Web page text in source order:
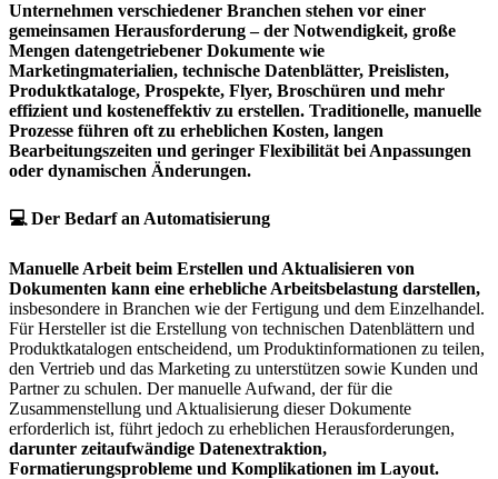
Unternehmen verschiedener Branchen stehen vor einer
gemeinsamen Herausforderung – der Notwendigkeit, große
Mengen datengetriebener Dokumente wie
Marketingmaterialien, technische Datenblätter, Preislisten,
Produktkataloge, Prospekte, Flyer, Broschüren und mehr
effizient und kosteneffektiv zu erstellen. Traditionelle, manuelle
Prozesse führen oft zu erheblichen Kosten, langen
Bearbeitungszeiten und geringer Flexibilität bei Anpassungen
oder dynamischen Änderungen.
💻 Der Bedarf an Automatisierung​
Manuelle Arbeit beim Erstellen und Aktualisieren von
Dokumenten kann eine erhebliche Arbeitsbelastung darstellen,
insbesondere in Branchen wie der Fertigung und dem Einzelhandel.
Für Hersteller ist die Erstellung von technischen Datenblättern und
Produktkatalogen entscheidend, um Produktinformationen zu teilen,
den Vertrieb und das Marketing zu unterstützen sowie Kunden und
Partner zu schulen. Der manuelle Aufwand, der für die
Zusammenstellung und Aktualisierung dieser Dokumente
erforderlich ist, führt jedoch zu erheblichen Herausforderungen,
darunter zeitaufwändige Datenextraktion,
Formatierungsprobleme und Komplikationen im Layout.